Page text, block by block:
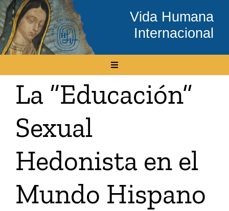
Skip
to
content
Vida Humana
Internacional
Toggle
Inicio
Conócenos
Temas
Boletín Electrónico
La “Educación”
Sexual
Hedonista en el
Mundo Hispano